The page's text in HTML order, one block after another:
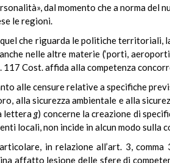
dal momento che a norma
le regioni.
che riguarda le politiche territoriali,
nelle altre materie (‘porti,
117 Cost. affida alla competenza
alle censure relative a specifiche
alla sicurezza ambientale e alla
letterag) concerne la creazione di
locali, non incide in alcun modo sulla
in relazione all’art. 3,
affatto lesione delle sfere di